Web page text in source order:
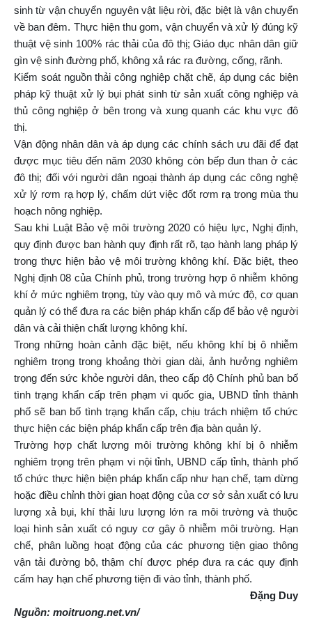
sinh từ vận chuyển nguyên vật liệu rời, đặc biệt là vận chuyển
về ban đêm. Thực hiện thu gom, vận chuyển và xử lý đúng kỹ
thuật vệ sinh 100% rác thải của đô thị; Giáo dục nhân dân giữ
gìn vệ sinh đường phố, không xả rác ra đường, cống, rãnh.
Kiểm soát nguồn thải công nghiệp chặt chẽ, áp dụng các biện
pháp kỹ thuật xử lý bụi phát sinh từ sản xuất công nghiệp và
thủ công nghiệp ở bên trong và xung quanh các khu vực đô
thị.
Vận động nhân dân và áp dụng các chính sách ưu đãi để đạt
được mục tiêu đến năm 2030 không còn bếp đun than ở các
đô thị; đối với người dân ngoại thành áp dụng các công nghệ
xử lý rơm rạ hợp lý, chấm dứt việc đốt rơm rạ trong mùa thu
hoạch nông nghiệp.
Sau khi Luật Bảo vệ môi trường 2020 có hiệu lực, Nghị định,
quy định được ban hành quy định rất rõ, tạo hành lang pháp lý
trong thực hiện bảo vệ môi trường không khí. Đặc biệt, theo
Nghị định 08 của Chính phủ, trong trường hợp ô nhiễm không
khí ở mức nghiêm trọng, tùy vào quy mô và mức độ, cơ quan
quản lý có thể đưa ra các biện pháp khẩn cấp để bảo vệ người
dân và cải thiện chất lượng không khí.
Trong những hoàn cảnh đặc biệt, nếu không khí bị ô nhiễm
nghiêm trọng trong khoảng thời gian dài, ảnh hưởng nghiêm
trọng đến sức khỏe người dân, theo cấp độ Chính phủ ban bố
tình trạng khẩn cấp trên phạm vi quốc gia, UBND tỉnh thành
phố sẽ ban bố tình trạng khẩn cấp, chịu trách nhiệm tổ chức
thực hiện các biện pháp khẩn cấp trên địa bàn quản lý.
Trường hợp chất lượng môi trường không khí bị ô nhiễm
nghiêm trọng trên phạm vi nội tỉnh, UBND cấp tỉnh, thành phố
tổ chức thực hiện biện pháp khẩn cấp như hạn chế, tạm dừng
hoặc điều chỉnh thời gian hoạt động của cơ sở sản xuất có lưu
lượng xả bụi, khí thải lưu lượng lớn ra môi trường và thuộc
loại hình sản xuất có nguy cơ gây ô nhiễm môi trường. Hạn
chế, phân luồng hoạt động của các phương tiện giao thông
vận tải đường bộ, thậm chí được phép đưa ra các quy định
cấm hay hạn chế phương tiện đi vào tỉnh, thành phố.
Đặng Duy
Nguồn: moitruong.net.vn/